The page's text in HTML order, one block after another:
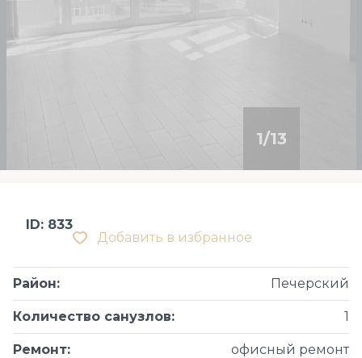
1/13
Добавить в избранное
ID: 833
Район: Печерский
Количество санузлов: 1
Ремонт: офисный ремонт